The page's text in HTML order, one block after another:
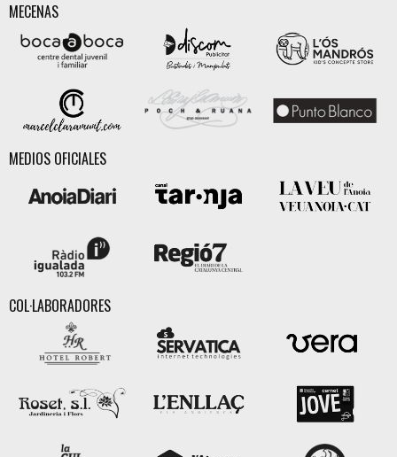
MECENAS
MEDIOS OFICIALES
COL·LABORADORES